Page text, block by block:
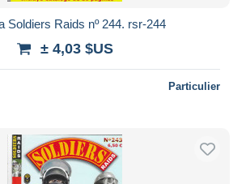
Soldiers Raids nº 244. rsr-244
± 4,03 $US
Particulier